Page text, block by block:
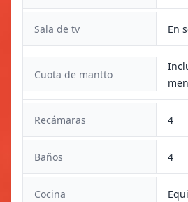
Sala de tv En
Cuota de mantto
Recámaras 4
Baños 4
Cocina